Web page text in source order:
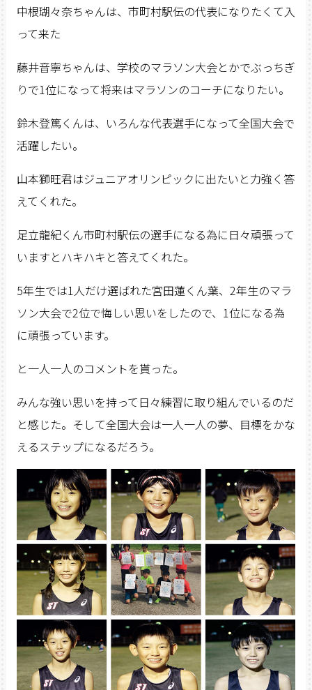
中根瑚々奈ちゃんは、市町村駅伝の代表になりたくて入
って来た
藤井音寧ちゃんは、学校のマラソン大会とかでぶっちぎ
りで1位になって将来はマラソンのコーチになりたい。
鈴木登篤くんは、いろんな代表選手になって全国大会で
活躍したい。
山本獅旺君はジュニアオリンピックに出たいと力強く答
えてくれた。
足立龍紀くん市町村駅伝の選手になる為に日々頑張って
いますとハキハキと答えてくれた。
5年生では1人だけ選ばれた宮田蓮くん葉、2年生のマラ
ソン大会で2位で悔しい思いをしたので、1位になる為
に頑張っています。
と一人一人のコメントを貰った。
みんな強い思いを持って日々練習に取り組んでいるのだ
と感じた。そして全国大会は一人一人の夢、目標をかな
えるステップになるだろう。